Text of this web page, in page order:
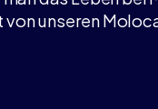
von unseren